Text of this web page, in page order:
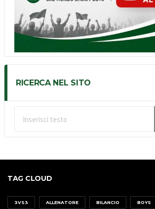
RICERCA NEL SITO
TAG CLOUD
3VS3 ALLENATORE BILANCIO BOYS